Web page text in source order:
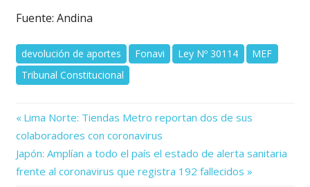
Fuente: Andina
devolución de aportes Fonavi Ley Nº 30114
MEF
Tribunal Constitucional
Navegación
de
entradas
Previous
Post:
Lima Norte: Tiendas Metro reportan dos de sus
colaboradores con coronavirus
Next
Post:
Japón: Amplían a todo el país el estado de alerta sanitaria
frente al coronavirus que registra 192 fallecidos